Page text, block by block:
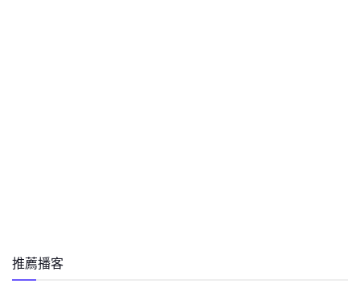
推薦播客